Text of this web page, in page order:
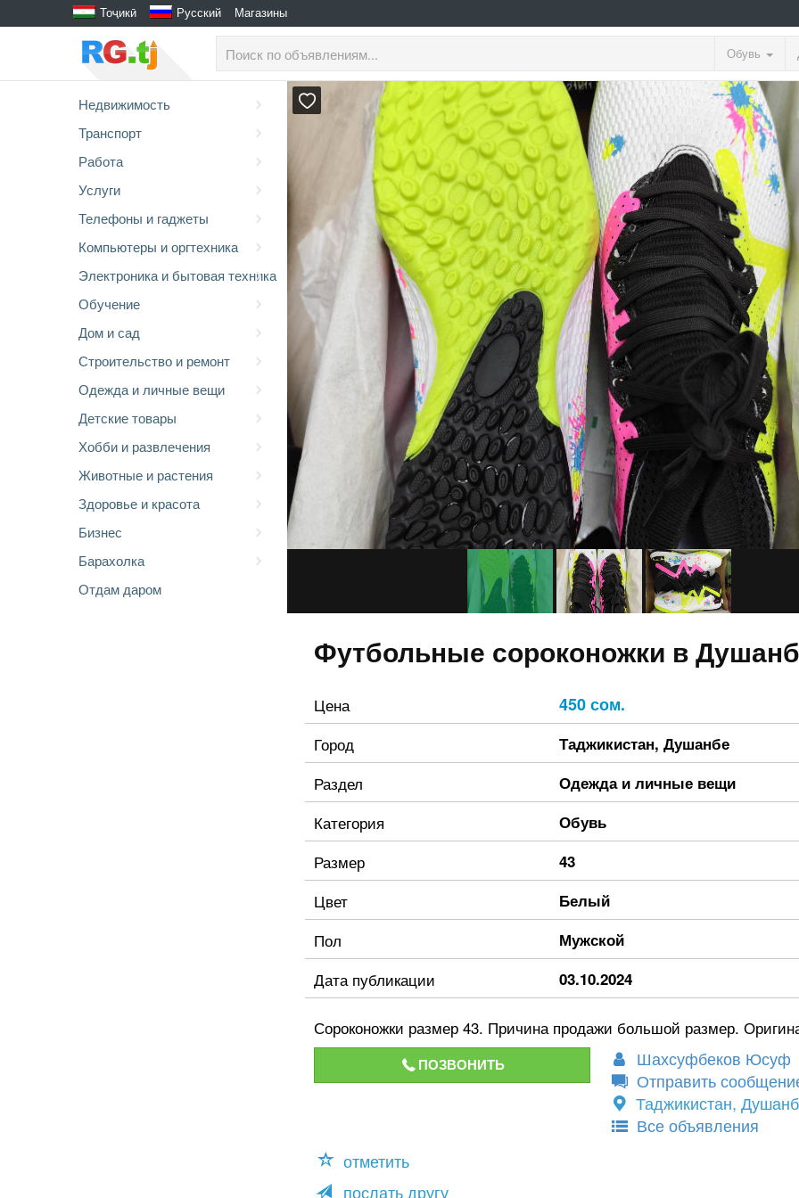
Тоҷикӣ Русский Магазины
Обувь
Недвижимость
Транспорт
Работа
Услуги
Телефоны и гаджеты
Компьютеры и оргтехника
Электроника и бытовая техника
Обучение
Дом и сад
Строительство и ремонт
Одежда и личные вещи
Детские товары
Хобби и развлечения
Животные и растения
Здоровье и красота
Бизнес
Барахолка
Отдам даром
Футбольные сороконожки в
Цена 450 сом.
Город Таджикистан, Душанбе
Раздел Одежда и личные вещи
Категория Обувь
Размер 43
Цвет Белый
Пол Мужской
Дата публикации 03.10.2024
Сороконожки размер 43. Причина продажи большой размер.
ПОЗВОНИТЬ
Шахсуфбеков Юсуф
Отправить
Таджикистан,
Все объявления
отметить
послать другу